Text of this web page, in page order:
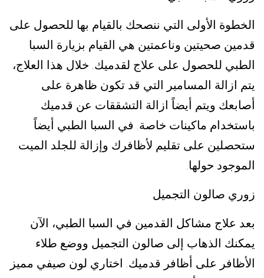
الخطوة الأولى التي ننصحك بالقيام بها للحصول على
قدمين صحيتين وناعمتين هي القيام بزيارة السبا
الطبي للحصول على علاج لقدميك. خلال هذا العلاج،
يتم ازالة المسامير التي قد تكون ظاهرة على
أصابعك ويتم أيضاً ازالة التشققات عن قدميك
باستخدام ماكينات خاصة. في السبا الطبي أيضاً
ستحصلين على تقليم لأظافرك وإزالة للجلد الميت
الموجود حولها.
زوري صالون التجميل
بعد علاج مشاكل القدمين في السبا الطبي، الآن
يمكنك الذهاب إلى صالون التجميل ووضع طلاء
الأظافر على أظافر قدميك.
اختاري لون صيفي مميز